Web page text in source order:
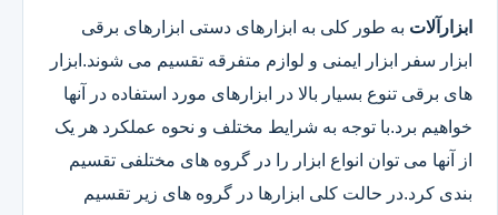
ابزارآلات به طور کلی به ابزارهای دستی ابزارهای برقی
ابزار سفر ابزار ایمنی و لوازم متفرقه تقسیم می شوند.ابزار
های برقی تنوع بسیار بالا در ابزارهای مورد استفاده در آنها
خواهیم برد.با توجه به شرایط مختلف و نحوه عملکرد هر یک
از آنها می توان انواع ابزار را در گروه های مختلفی تقسیم
بندی کرد.در حالت کلی ابزارها در گروه های زیر تقسیم